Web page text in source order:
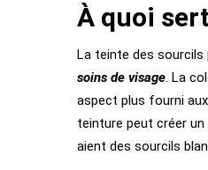
À quoi
La teinte des sourcils
soins de visage. La
aspect plus fourni
teinture peut créer
aient des sourcils